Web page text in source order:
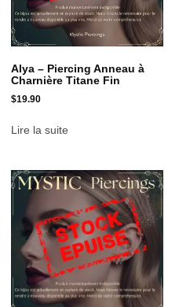
Alya – Piercing Anneau à
Charnière Titane Fin
$19.90
Lire la suite